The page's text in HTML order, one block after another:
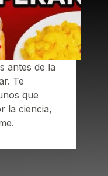
antes de la
Te
que
la ciencia,